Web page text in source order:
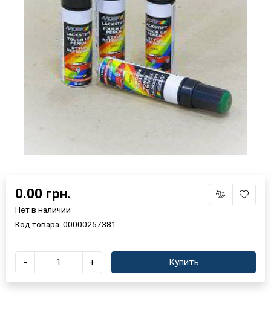
Выберите язык магазина ×
0.00 грн.
Нет в наличии
Код товара: 00000257381
- + Купить